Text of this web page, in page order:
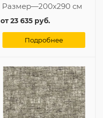
Размер—200x290 см
от23 635 руб.
Подробнее